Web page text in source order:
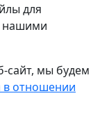
для
нашими
сайт, мы будем
в отношении